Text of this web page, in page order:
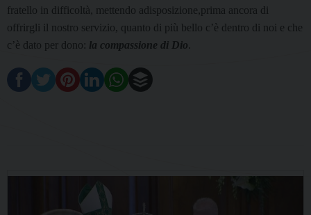
fratello in difficoltà, mettendo adisposizione,prima ancora di
offrirgli il nostro servizio, quanto di più bello c’è dentro di noi e che
c’è dato per dono: la compassione di Dio